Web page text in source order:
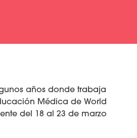
años donde trabaja
Médica de World
del 18 al 23 de marzo